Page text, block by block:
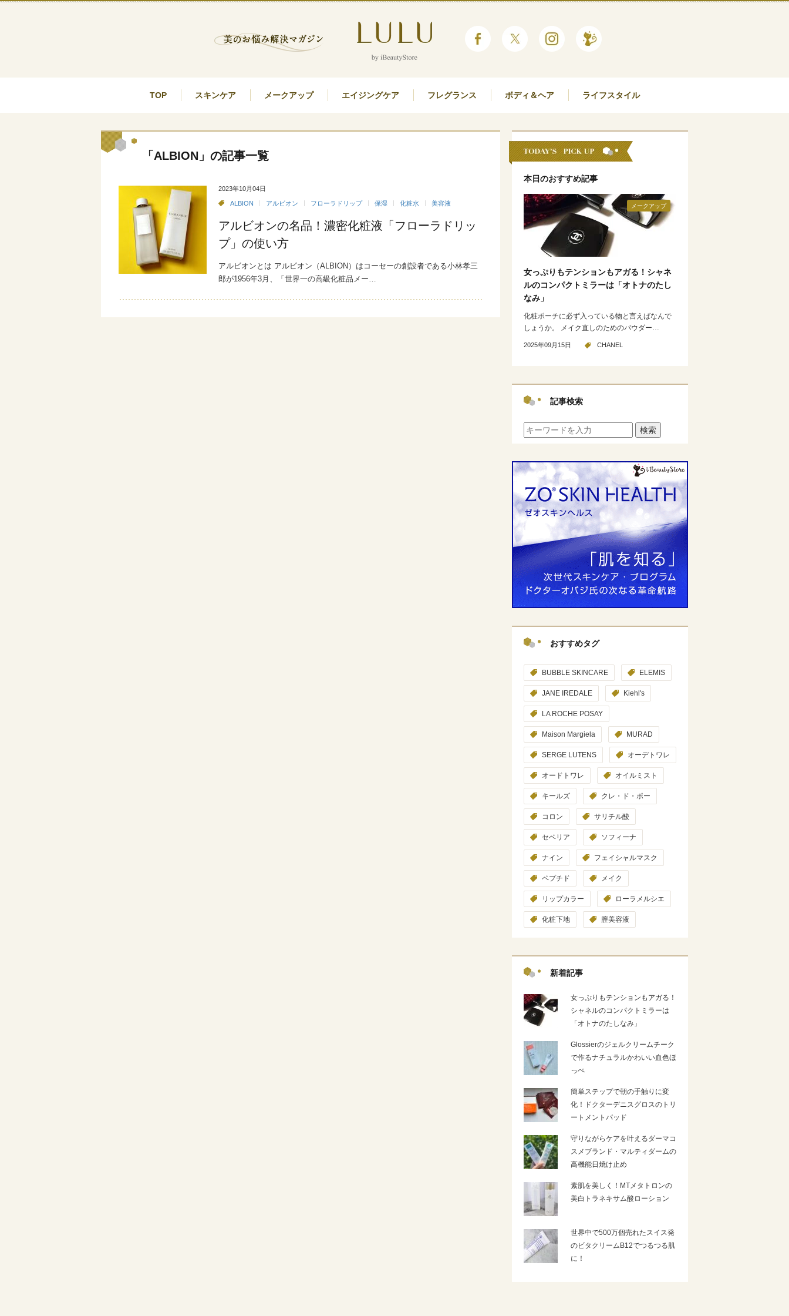
TOP スキンケア メークアップ エイジングケア フレグランス ボディ＆ヘア ライフスタイル
「ALBION」の記事一覧
2023年10月04日
ALBION アルビオン フローラドリップ 保湿 化粧水 美容液
アルビオンの名品！濃密化粧液「フローラドリッ
プ」の使い方
アルビオンとは アルビオン（ALBION）はコーセーの創設者である小林孝三
郎が1956年3月、「世界一の高級化粧品メー…
本日のおすすめ記事
メークアップ
女っぷりもテンションもアガる！シャネ
ルのコンパクトミラーは「オトナのたし
なみ」
化粧ポーチに必ず入っている物と言えばなんで
しょうか。 メイク直しのためのパウダー…
2025年09月15日 CHANEL
記事検索
検索
おすすめタグ
BUBBLE SKINCARE ELEMIS
JANE IREDALE Kiehl's
LA ROCHE POSAY
Maison Margiela MURAD
SERGE LUTENS オーデトワレ
オードトワレ オイルミスト
キールズ クレ・ド・ポー
コロン サリチル酸
セベリア ソフィーナ
ナイン フェイシャルマスク
ペプチド メイク
リップカラー ローラメルシエ
化粧下地 膣美容液
新着記事
女っぷりもテンションもアガる！
シャネルのコンパクトミラーは
「オトナのたしなみ」
Glossierのジェルクリームチーク
で作るナチュラルかわいい血色ほ
っぺ
簡単ステップで朝の手触りに変
化！ドクターデニスグロスのトリ
ートメントパッド
守りながらケアを叶えるダーマコ
スメブランド・マルティダームの
高機能日焼け止め
素肌を美しく！MTメタトロンの
美白トラネキサム酸ローション
世界中で500万個売れたスイス発
のビタクリームB12でつるつる肌
に！